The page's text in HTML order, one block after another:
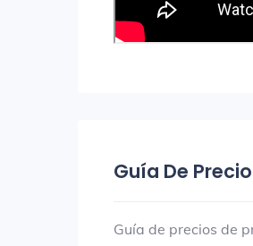
Guía De
Guía de precios de